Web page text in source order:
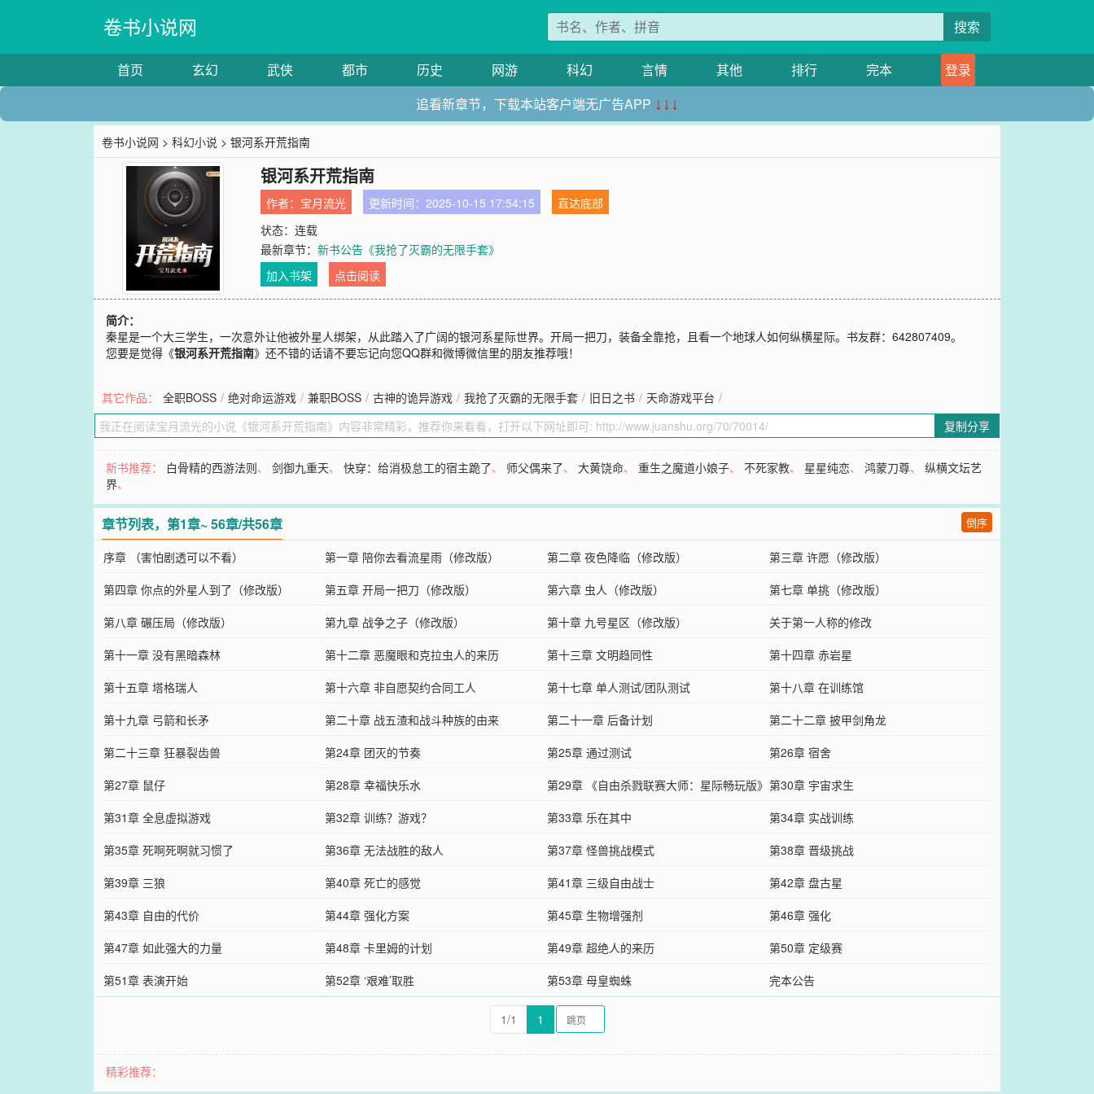
卷书小说网 搜索
首页 玄幻 武侠 都市 历史 网游 科幻 言情 其他 排行 完本
登录
追看新章节，下载本站客户端无广告APP ↓↓↓
卷书小说网 >科幻小说 > 银河系开荒指南
银河系开荒指南
作者： 宝月流光 更新时间：2025-10-15 17:54:15
直达底部
状态：连载
最新章节：新书公告《我抢了灭霸的无限手套》
加入书架
点击阅读
简介：
秦星是一个大三学生，一次意外让他被外星人绑架，从此踏入了广阔的银河系星际世界。开局一把刀，装备全靠抢，且看一个地球人如何纵横星际。书友群：642807409。
您要是觉得《银河系开荒指南》还不错的话请不要忘记向您QQ群和微博微信里的朋友推荐哦！
其它作品： 全职BOSS / 绝对命运游戏 / 兼职BOSS / 古神的诡异游戏 / 我抢了灭霸的无限手套 / 旧日之书 / 天命游戏平台 /
复制分享
新书推荐： 白骨精的西游法则、剑御九重天、快穿：给消极怠工的宿主跪了、 师父偶来了、大黄饶命、重生之魔道小娘子、不死家教、 星星纯恋、鸿蒙刀尊、纵横文坛艺
界、
章节列表，第1章~ 56章/共56章 倒序
序章 （害怕剧透可以不看） 第一章 陪你去看流星雨（修改版） 第二章 夜色降临（修改版）
第三章 许愿（修改版）
第四章 你点的外星人到了（修改版）
第五章 开局一把刀（修改版） 第六章 虫人（修改版）
第七章 单挑（修改版）
第八章 碾压局（修改版）
第九章 战争之子（修改版） 第十章 九号星区（修改版）
关于第一人称的修改
第十一章 没有黑暗森林
第十二章 恶魔眼和克拉虫人的来历 第十三章 文明趋同性
第十四章 赤岩星
第十五章 塔格瑞人
第十六章 非自愿契约合同工人 第十七章 单人测试/团队测试
第十八章 在训练馆
第十九章 弓箭和长矛
第二十章 战五渣和战斗种族的由来 第二十一章 后备计划
第二十二章 披甲剑角龙
第二十三章 狂暴裂齿兽
第24章 团灭的节奏 第25章 通过测试
第26章 宿舍
第27章 鼠仔
第28章 幸福快乐水 第29章 《自由杀戮联赛大师：星际畅玩版》 第30章 宇宙求生
第31章 全息虚拟游戏
第32章 训练？游戏？ 第33章 乐在其中
第34章 实战训练
第35章 死啊死啊就习惯了
第36章 无法战胜的敌人 第37章 怪兽挑战模式
第38章 晋级挑战
第39章 三狼
第40章 死亡的感觉 第41章 三级自由战士
第42章 盘古星
第43章 自由的代价
第44章 强化方案 第45章 生物增强剂
第46章 强化
第47章 如此强大的力量
第48章 卡里姆的计划 第49章 超绝人的来历
第50章 定级赛
第51章 表演开始
第52章 ‘艰难’取胜 第53章 母皇蜘蛛 完本公告
1/1 1
精彩推荐：